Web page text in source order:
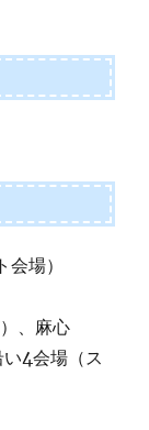
場）
、麻心
4会場（ス